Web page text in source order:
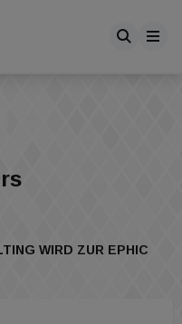
WIRD ZUR EPHIC